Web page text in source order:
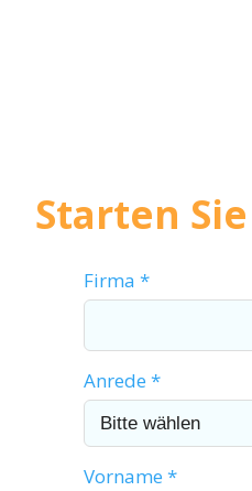
Starten
Firma *
Anrede *
Vorname *